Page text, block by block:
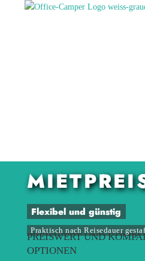
Flexibel und günstig
Praktisch nach Reisedauer
PREISWERT UND
OPTIONEN